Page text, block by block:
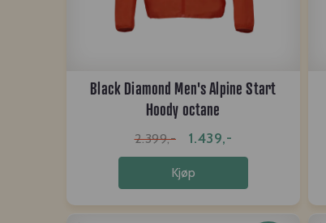
Black Diamond Men's Alpine Start
Hoody octane
2.399,- 1.439,-
Kjøp